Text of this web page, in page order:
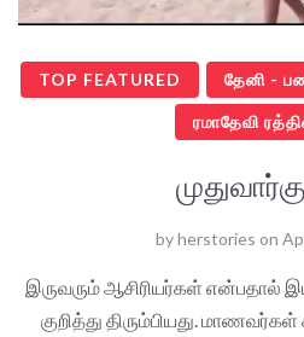
TOP FEATURED தேனி -
ரமாதேவி
byherstories on
இருவரும் ஆசிரியர்கள் என்பதால்
குறித்து திரும்பியது.